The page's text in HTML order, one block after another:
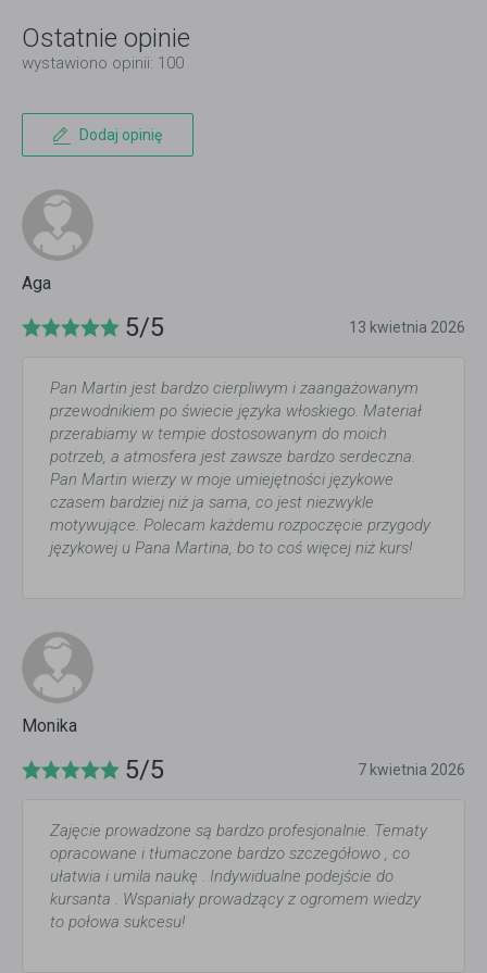
Ostatnie opinie
wystawiono opinii: 100
Dodaj opinię
Aga
5/5 13 kwietnia 2026
Pan Martin jest bardzo cierpliwym i zaangażowanym
przewodnikiem po świecie języka włoskiego. Materiał
przerabiamy w tempie dostosowanym do moich
potrzeb, a atmosfera jest zawsze bardzo serdeczna.
Pan Martin wierzy w moje umiejętności językowe
czasem bardziej niż ja sama, co jest niezwykle
motywujące. Polecam każdemu rozpoczęcie przygody
językowej u Pana Martina, bo to coś więcej niż kurs!
Monika
5/5 7 kwietnia 2026
Zajęcie prowadzone są bardzo profesjonalnie. Tematy
opracowane i tłumaczone bardzo szczegółowo , co
ułatwia i umila naukę . Indywidualne podejście do
kursanta . Wspaniały prowadzący z ogromem wiedzy
to połowa sukcesu!